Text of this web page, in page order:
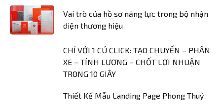
Vai trò của hồ sơ năng lực trong bộ nhận
diện thương hiệu
CHỈ VỚI 1 CÚ CLICK: TẠO CHUYẾN – PHÂN
XE – TÍNH LƯƠNG – CHỐT LỢI NHUẬN
TRONG 10 GIÂY
Thiết Kế Mẫu Landing Page Phong Thuỷ